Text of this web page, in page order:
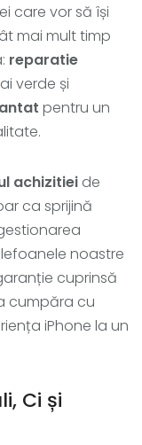
care vor să își
mai mult timp
reparatie
verde și
pentru un
achizitiei de
ca sprijină
noastre
cuprinsă
cumpăra cu
iPhone la un
Ci și